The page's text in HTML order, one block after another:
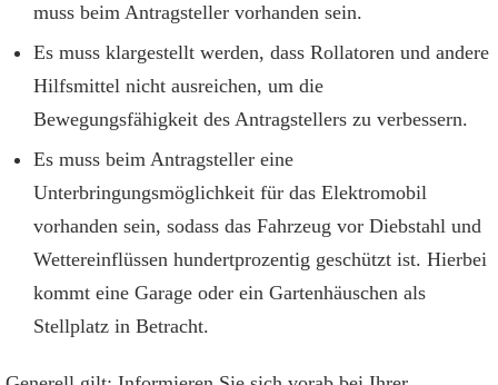
muss beim Antragsteller vorhanden sein.
Es muss klargestellt werden, dass Rollatoren und andere
Hilfsmittel nicht ausreichen, um die
Bewegungsfähigkeit des Antragstellers zu verbessern.
Es muss beim Antragsteller eine
Unterbringungsmöglichkeit für das Elektromobil
vorhanden sein, sodass das Fahrzeug vor Diebstahl und
Wettereinflüssen hundertprozentig geschützt ist. Hierbei
kommt eine Garage oder ein Gartenhäuschen als
Stellplatz in Betracht.